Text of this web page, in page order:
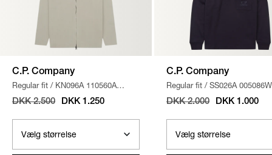
C.P. Company
Regular fit / KN096A 110560A
STRIK / SAND
DKK 2.500 DKK 1.250
C.P. Company
Regular fit / SS026A 005086W
SWEATSHIRT
/ NAVY
DKK 2.000 DKK 1.000